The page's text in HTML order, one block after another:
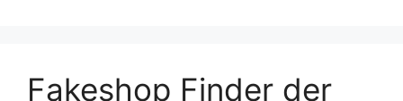
Fakeshop Finder der